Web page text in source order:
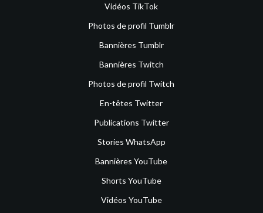
Vidéos TikTok
Photos de profil Tumblr
Bannières Tumblr
Bannières Twitch
Photos de profil Twitch
En-têtes Twitter
Publications Twitter
Stories WhatsApp
Bannières YouTube
Shorts YouTube
Vidéos YouTube